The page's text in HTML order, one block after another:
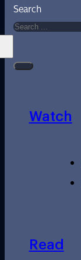
Search
Watch
Read